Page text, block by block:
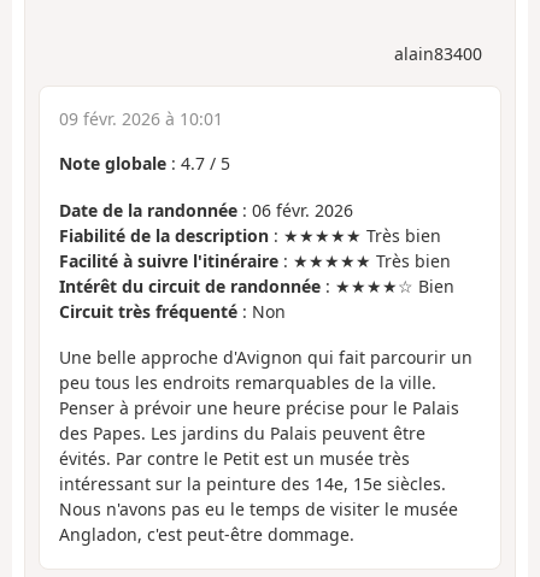
alain83400
09 févr. 2026 à 10:01
Note globale : 4.7 / 5
Date de la randonnée : 06 févr. 2026
Fiabilité de la description : ★★★★★ Très bien
Facilité à suivre l'itinéraire : ★★★★★ Très bien
Intérêt du circuit de randonnée : ★★★★☆ Bien
Circuit très fréquenté : Non
Une belle approche d'Avignon qui fait parcourir un
peu tous les endroits remarquables de la ville.
Penser à prévoir une heure précise pour le Palais
des Papes. Les jardins du Palais peuvent être
évités. Par contre le Petit est un musée très
intéressant sur la peinture des 14e, 15e siècles.
Nous n'avons pas eu le temps de visiter le musée
Angladon, c'est peut-être dommage.